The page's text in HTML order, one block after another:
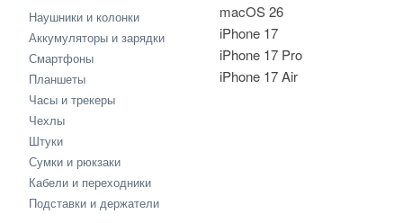
macOS 26
iPhone 17
iPhone 17 Pro
iPhone 17 Air
Наушники и колонки
Аккумуляторы и зарядки
Смартфоны
Планшеты
Часы и трекеры
Чехлы
Штуки
Сумки и рюкзаки
Кабели и переходники
Подставки и держатели